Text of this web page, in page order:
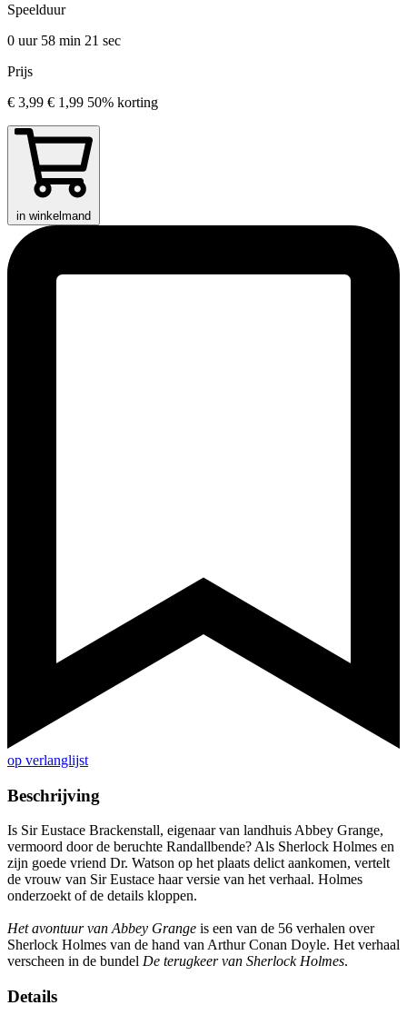
Speelduur
0 uur 58 min 21 sec
Prijs
€ 3,99 € 1,99 50% korting
in winkelmand
op verlanglijst
Beschrijving
Is Sir Eustace Brackenstall, eigenaar van landhuis Abbey Grange,
vermoord door de beruchte Randallbende? Als Sherlock Holmes en
zijn goede vriend Dr. Watson op het plaats delict aankomen, vertelt
de vrouw van Sir Eustace haar versie van het verhaal. Holmes
onderzoekt of de details kloppen.
Het avontuur van Abbey Grange is een van de 56 verhalen over
Sherlock Holmes van de hand van Arthur Conan Doyle. Het verhaal
verscheen in de bundel De terugkeer van Sherlock Holmes.
Details